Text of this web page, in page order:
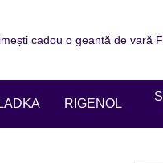
cadou o geantă de vară
RIGENOL